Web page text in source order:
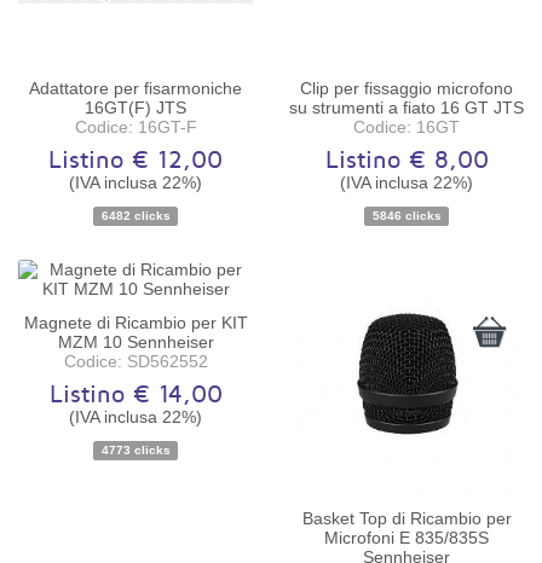
Disponibilità:Disponibile
Adattatore per fisarmoniche
16GT(F) JTS
Codice: 16GT-F
Listino € 12,00
(IVA inclusa 22%)
6482 clicks Disponibilità:Ordinabile
Clip per fissaggio microfono
su strumenti a fiato 16 GT JTS
Codice: 16GT
Listino € 8,00
(IVA inclusa 22%)
5846 clicks
Disponibilità:Disponibile
Magnete di Ricambio per KIT
MZM 10 Sennheiser
Codice: SD562552
Listino € 14,00
(IVA inclusa 22%)
4773 clicks
Basket Top di Ricambio per
Microfoni E 835/835S
Sennheiser